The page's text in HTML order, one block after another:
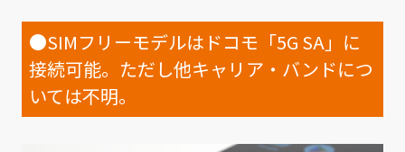
●SIMフリーモデルはドコモ「5G SA」に
接続可能。ただし他キャリア・バンドにつ
いては不明。